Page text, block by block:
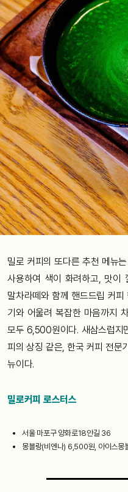
밀로 커피의 또다른 추천 메뉴
사용하여 색이 화려하고, 맛이
말차라떼와 함께 핸드드립 커
기와 어울려 복잡한 마음까지
모두 6,500원이다. 새삼스럽지
피의 상징 같은, 한국 커피 전문
뉴이다.
밀로커피 로스터스
서울 마포구 양화로18안길 36
몽블랑(비엔나) 6,500원, 아이스